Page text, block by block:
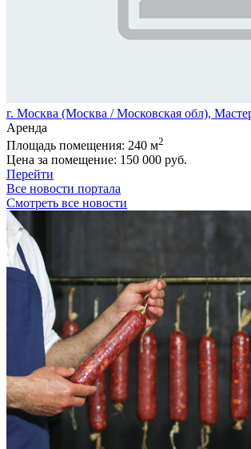
г. Москва (Москва / Московская обл),
Аренда
Площадь помещения: 240 м2
Цена за помещение: 150 000 руб.
Перейти
Все новости портала
Смотреть все новости